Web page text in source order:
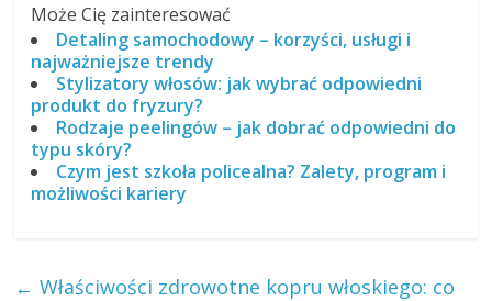
Może Cię zainteresować
Detaling samochodowy – korzyści, usługi i
najważniejsze trendy
Stylizatory włosów: jak wybrać odpowiedni
produkt do fryzury?
Rodzaje peelingów – jak dobrać odpowiedni do
typu skóry?
Czym jest szkoła policealna? Zalety, program i
możliwości kariery
← Właściwości zdrowotne kopru włoskiego: co